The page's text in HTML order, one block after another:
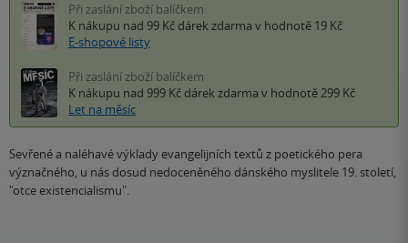
Při zaslání zboží balíčkem
K nákupu nad 99 Kč dárek zdarma v hodnotě 19 Kč
E-shopové listy
Při zaslání zboží balíčkem
K nákupu nad 999 Kč dárek zdarma v hodnotě 299 Kč
Let na měsíc
Sevřené a naléhavé výklady evangelijních textů z poetického pera
význačného, u nás dosud nedoceněného dánského myslitele 19. století,
"otce existencialismu".